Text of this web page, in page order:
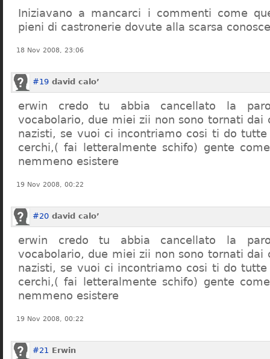
Iniziavano a mancarci i commenti come
pieni di castronerie dovute alla scarsa
18 Nov 2008, 23:06
#19 david calo’
erwin credo tu abbia cancellato la
vocabolario, due miei zii non sono tornati dai
nazisti, se vuoi ci incontriamo cosi ti do tutte
cerchi,( fai letteralmente schifo) gente
nemmeno esistere
19 Nov 2008, 00:22
#20 david calo’
erwin credo tu abbia cancellato la
vocabolario, due miei zii non sono tornati dai
nazisti, se vuoi ci incontriamo cosi ti do tutte
cerchi,( fai letteralmente schifo) gente
nemmeno esistere
19 Nov 2008, 00:22
#21 Erwin